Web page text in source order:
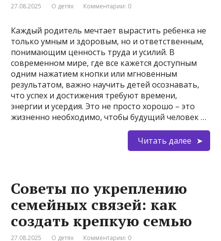
27.08.2025 О детях Комментарии: 0
Каждый родитель мечтает вырастить ребенка не
только умным и здоровым, но и ответственным,
понимающим ценность труда и усилий. В
современном мире, где все кажется доступным
одним нажатием кнопки или мгновенным
результатом, важно научить детей осознавать,
что успех и достижения требуют времени,
энергии и усердия. Это не просто хорошо – это
жизненно необходимо, чтобы будущий человек …
Читать далее
Советы по укреплению
семейных связей: как
создать крепкую семью
27.08.2025 О детях Комментарии: 0